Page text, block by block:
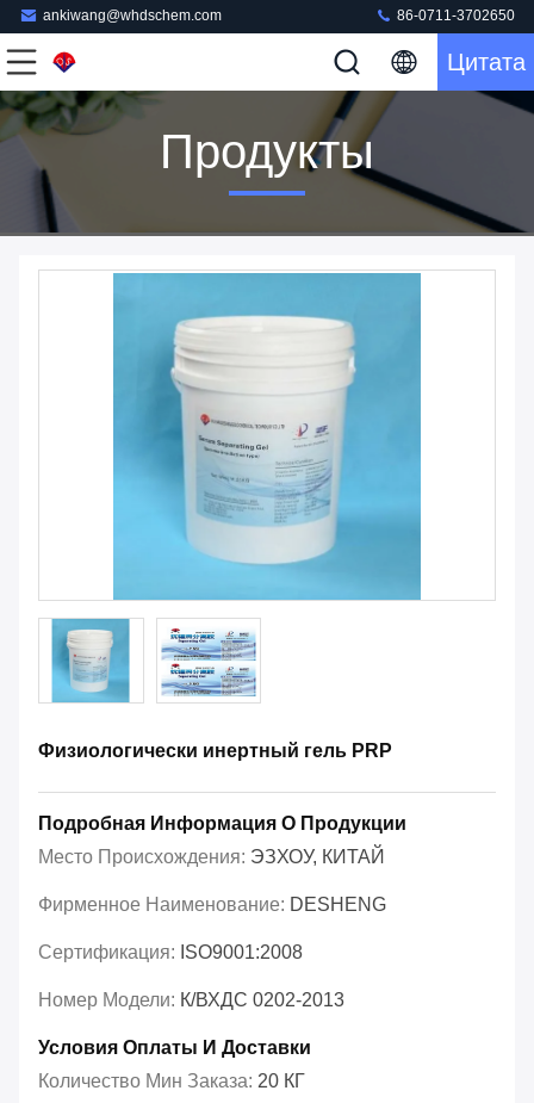
ankiwang@whdschem.com 86-0711-3702650
Цитата
Продукты
Физиологически инертный гель PRP
Подробная Информация О Продукции
Место Происхождения: ЭЗХОУ, КИТАЙ
Фирменное Наименование: DESHENG
Сертификация: ISO9001:2008
Номер Модели: К/ВХДС 0202-2013
Условия Оплаты И Доставки
Количество Мин Заказа: 20 КГ